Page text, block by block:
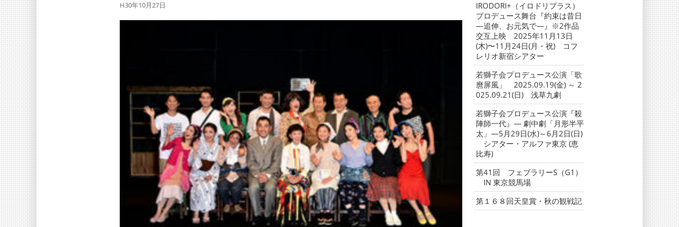
H30年10月27日
IRODORI+（イロドリプラス）
プロデュース舞台『約束は昔日
―追伸、お元気で―』※2作品
交互上映 2025年11月13日
(木)〜11月24日(月・祝) コフ
レリオ新宿シアター
若獅子会プロデュース公演「歌
麿屏風」 2025.09.19(金) ～ 2
025.09.21(日) 浅草九劇
若獅子会プロデュース公演『殺
陣師一代』― 劇中劇「月形半平
太」―5月29日(水)～6月2日(日)
シアター・アルファ東京 (恵
比寿)
第41回 フェブラリーS（G1）
IN 東京競馬場
第１６８回天皇賞・秋の観戦記